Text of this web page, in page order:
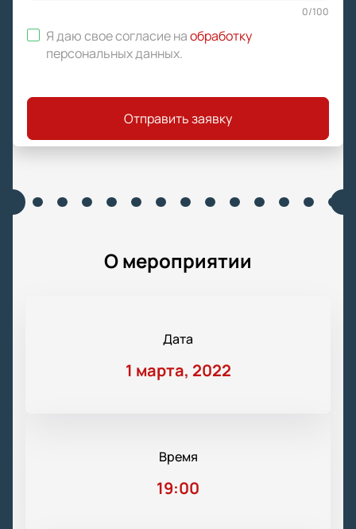
0/100
Я даю свое согласие наобработку
персональных данных.
Отправить заявку
О мероприятии
Дата
1 марта, 2022
Время
19:00